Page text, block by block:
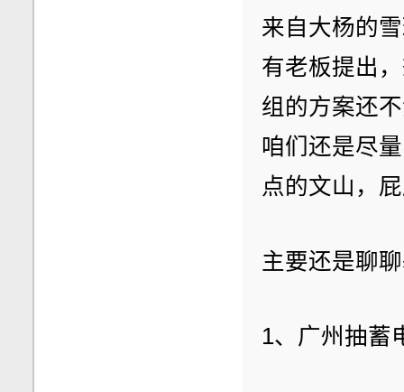
来自大杨的
有老板提出
组的方案还
咱们还是尽
点的文山，
主要还是聊
1、广州抽蓄